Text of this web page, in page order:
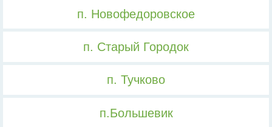
п. Новофедоровское
п. Старый Городок
п. Тучково
п.Большевик